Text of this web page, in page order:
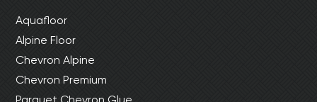
Aquafloor
Alpine Floor
Chevron Alpine
Chevron Premium